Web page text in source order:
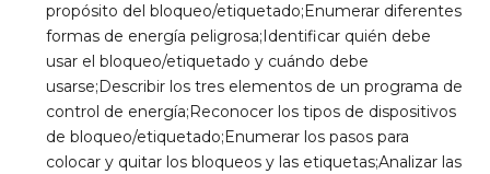
propósito del bloqueo/etiquetado;Enumerar diferentes
formas de energía peligrosa;Identificar quién debe
usar el bloqueo/etiquetado y cuándo debe
usarse;Describir los tres elementos de un programa de
control de energía;Reconocer los tipos de dispositivos
de bloqueo/etiquetado;Enumerar los pasos para
colocar y quitar los bloqueos y las etiquetas;Analizar las